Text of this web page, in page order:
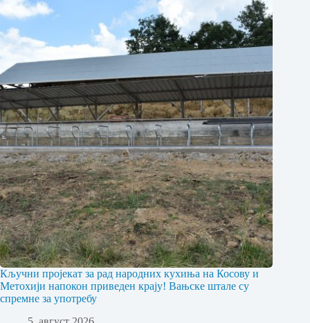
Кључни пројекат за рад народних кухиња на Косову и
Метохији напокон приведен крају! Вањске штале су
спремне за употребу